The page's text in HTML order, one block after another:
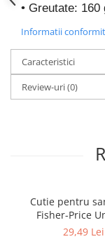
• Greutate: 160
Informatii
Caracteristici
Review-uri(0)
Cutie pentru
Fisher-Price
SunCity29,49 Lei